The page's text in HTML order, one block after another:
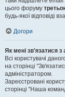
цього форуму
будь-якої відповіді
Догори
Як мені зв'язатися з
Всі користувачі
на сторінці
адміністратором.
Зареєстровані
сторінці "Наша